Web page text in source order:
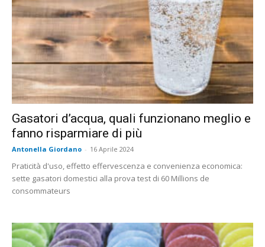
Gasatori d’acqua, quali funzionano meglio e
fanno risparmiare di più
Antonella Giordano - 16 Aprile 2024
Praticità d'uso, effetto effervescenza e convenienza economica:
sette gasatori domestici alla prova test di 60 Millions de
consommateurs